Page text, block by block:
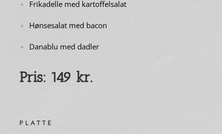
Frikadelle med kartoffelsalat
Hønsesalat med bacon
Danablu med dadler
Pris: 149 kr.
PLATTE